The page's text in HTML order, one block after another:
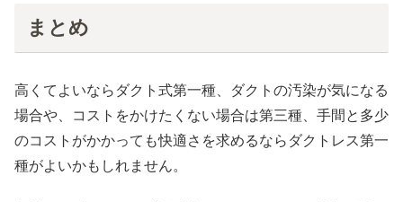
まとめ
高くてよいならダクト式第一種、ダクトの汚染が気になる
場合や、コストをかけたくない場合は第三種、手間と多少
のコストがかかっても快適さを求めるならダクトレス第一
種がよいかもしれません。